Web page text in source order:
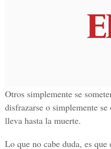
Otros simplemente se
disfrazarse o simplemente
lleva hasta la muerte.
Lo que no cabe duda, es